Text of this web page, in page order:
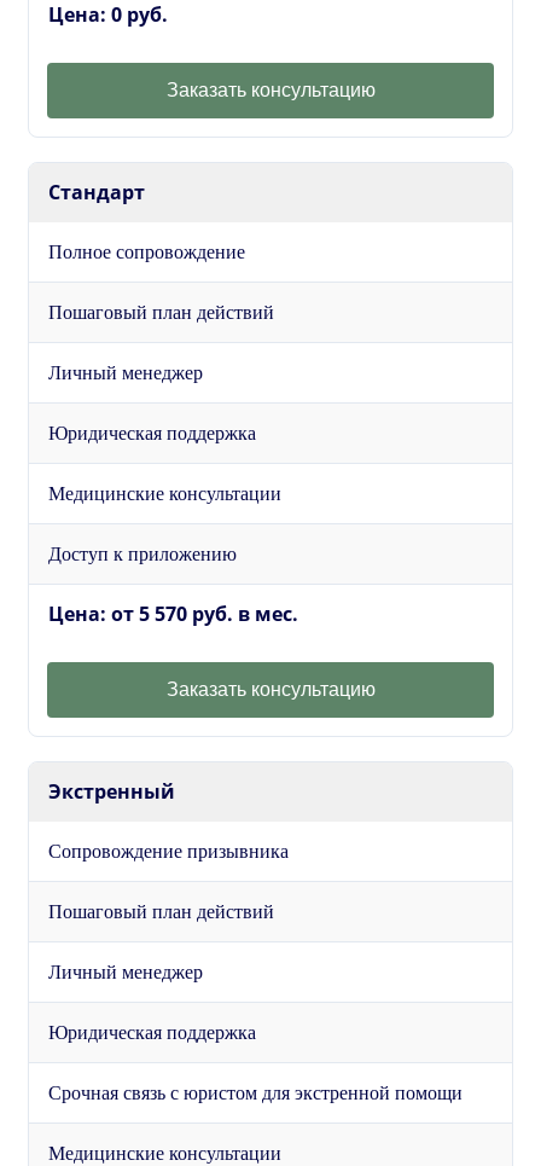
Цена: 0 руб.
Заказать консультацию
Стандарт
Полное сопровождение
Пошаговый план действий
Личный менеджер
Юридическая поддержка
Медицинские консультации
Доступ к приложению
Цена: от 5 570 руб. в мес.
Заказать консультацию
Экстренный
Сопровождение призывника
Пошаговый план действий
Личный менеджер
Юридическая поддержка
Срочная связь с юристом для экстренной помощи
Медицинские консультации